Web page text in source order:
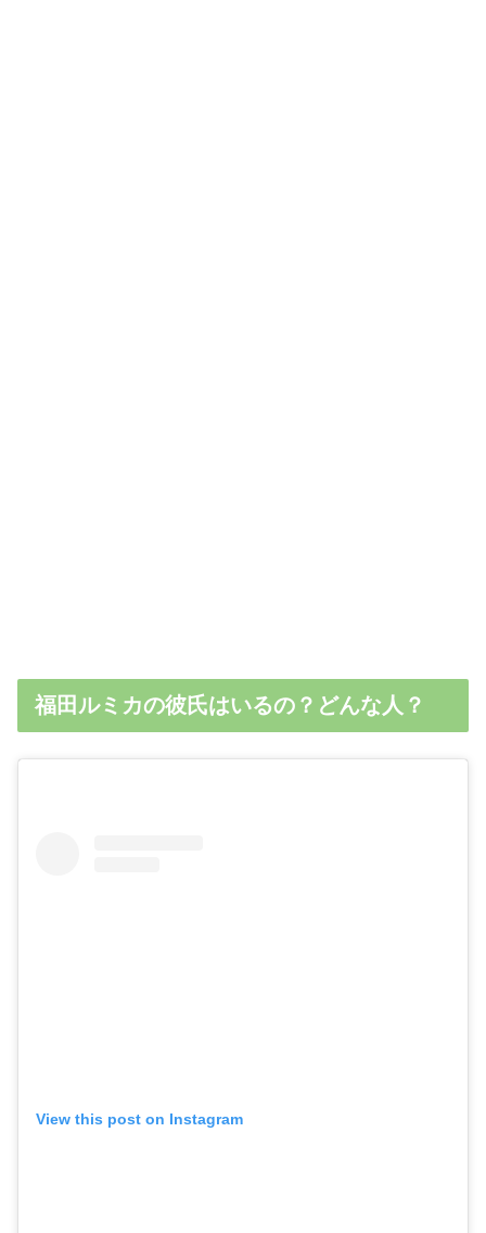
福田ルミカの彼氏はいるの？どんな人？
View this post on Instagram